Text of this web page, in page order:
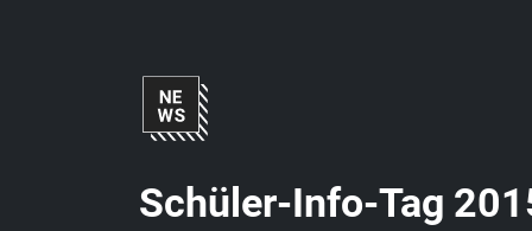
Schüler-Info-Tag